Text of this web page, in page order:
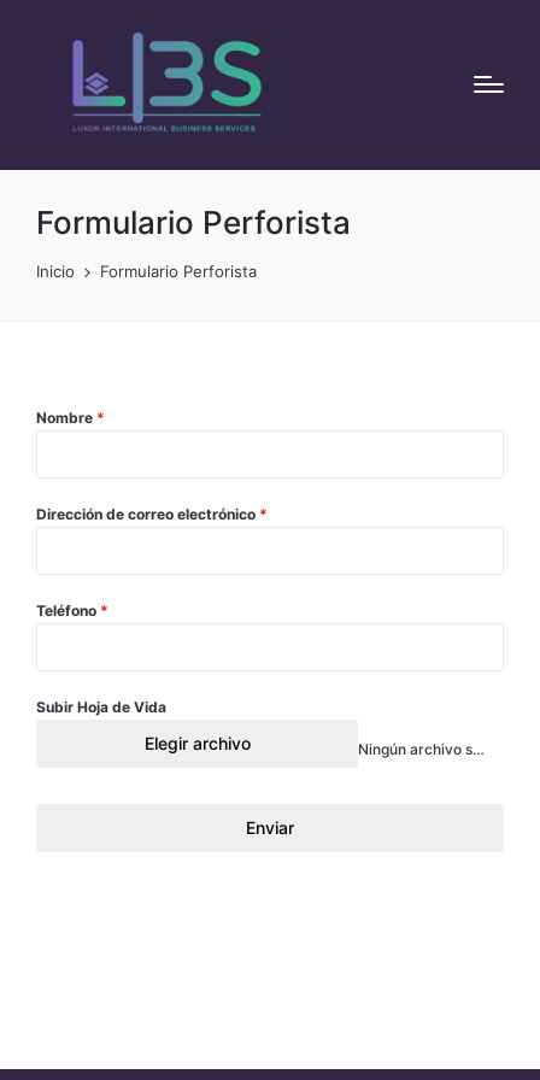
Formulario Perforista
Inicio Formulario Perforista
Nombre *
Dirección de correo electrónico *
Teléfono *
Subir Hoja de Vida
Elegir archivo Ningún archivo seleccionado
Enviar